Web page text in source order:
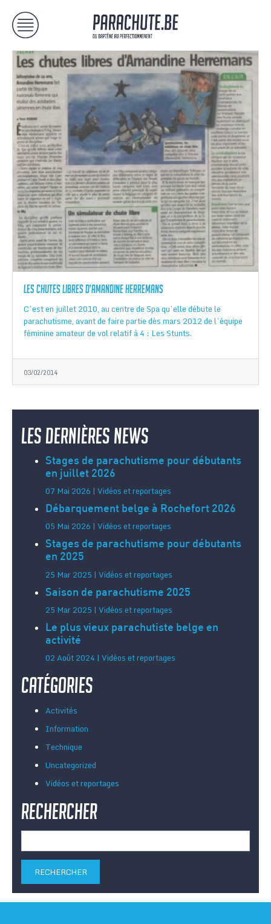
Les chutes libres d’Amandine Herremans
C’est en juillet 2010, au centre de Spa qu’elle débute le
parachutisme, avant de faire partie dès mars 2012 de l’équipe
féminine amateur de vol relatif à 4 : Les Stunts.
03/02/2014
Les dernières news
Stages de parachutisme pour débutants
en juillet 2026
07 Mai 2026 | Vidéos et reportages
Débarquement belge à Rochefort 2026
05 Mai 2026 | Vidéos et reportages
Stages de parachutisme pour débutants
en 2025
25 Mar 2025 | Vidéos et reportages
Saison de parachutisme 2025
25 Mar 2025 | Vidéos et reportages
Le plus vieux parachutiste belge en
activité
02 Août 2024 | Vidéos et reportages
Catégories
Activités
Information
Technique
Uncategorized
Vidéos et reportages
Rechercher
Rechercher :